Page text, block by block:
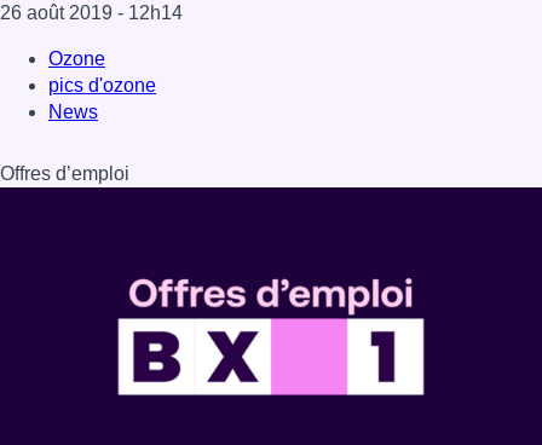
26 août 2019 - 12h14
Ozone
pics d'ozone
News
Offres d’emploi